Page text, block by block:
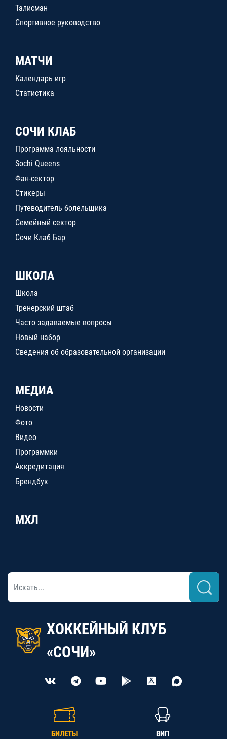
Талисман
Спортивное руководство
МАТЧИ
Календарь игр
Статистика
СОЧИ КЛАБ
Программа лояльности
Sochi Queens
Фан-сектор
Стикеры
Путеводитель болельщика
Семейный сектор
Сочи Клаб Бар
ШКОЛА
Школа
Тренерский штаб
Часто задаваемые вопросы
Новый набор
Сведения об образовательной организации
МЕДИА
Новости
Фото
Видео
Программки
Аккредитация
Брендбук
МХЛ
ХОККЕЙНЫЙ КЛУБ
«СОЧИ»
БИЛЕТЫ ВИП